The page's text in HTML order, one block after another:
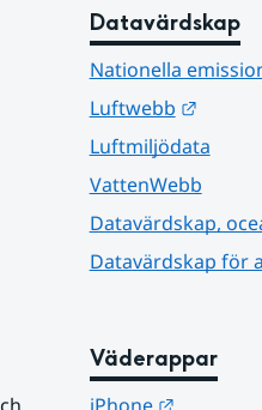
Datavärdskap
Nationella
Luftwebb
Länk
Luftmiljödata
VattenWebb
Datavärdskap,
Datavärdskap för
Väderappar
Länk till